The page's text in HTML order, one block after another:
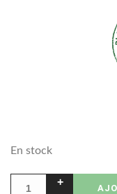
En stock